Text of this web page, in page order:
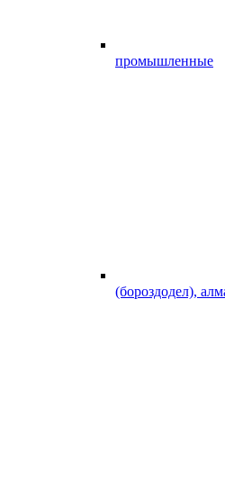
промышленные
(бороздодел),